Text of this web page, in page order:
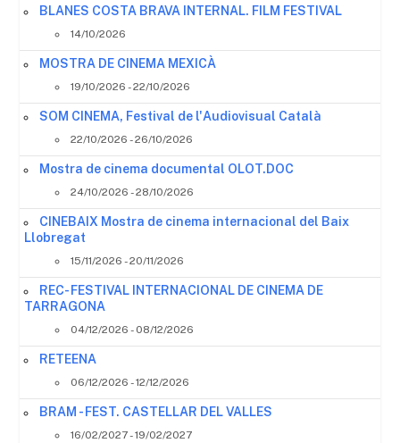
BLANES COSTA BRAVA INTERNAL. FILM FESTIVAL
14/10/2026
MOSTRA DE CINEMA MEXICÀ
19/10/2026 - 22/10/2026
SOM CINEMA, Festival de l'Audiovisual Català
22/10/2026 - 26/10/2026
Mostra de cinema documental OLOT.DOC
24/10/2026 - 28/10/2026
CINEBAIX Mostra de cinema internacional del Baix
Llobregat
15/11/2026 - 20/11/2026
REC- FESTIVAL INTERNACIONAL DE CINEMA DE
TARRAGONA
04/12/2026 - 08/12/2026
RETEENA
06/12/2026 - 12/12/2026
BRAM - FEST. CASTELLAR DEL VALLES
16/02/2027 - 19/02/2027